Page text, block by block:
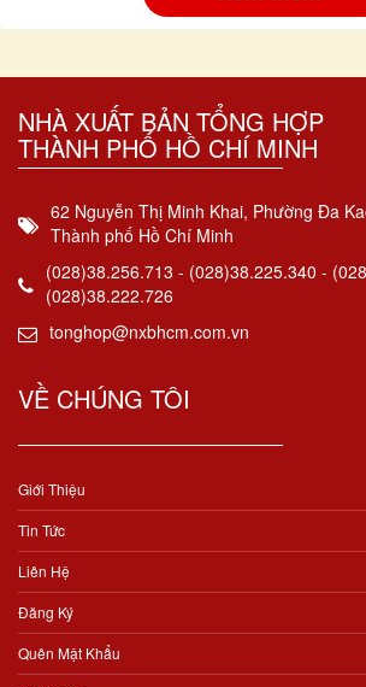
NHÀ XUẤT BẢN TỔNG HỢP
THÀNH PHỐ HỒ CHÍ MINH
62 Nguyễn Thị Minh Khai, Phường Đa
Thành phố Hồ Chí Minh
(028)38.256.713 - (028)38.225.340 -
(028)38.222.726
tonghop@nxbhcm.com.vn
VỀ CHÚNG TÔI
Giới Thiệu
Tin Tức
Liên Hệ
Đăng Ký
Quên Mật Khẩu